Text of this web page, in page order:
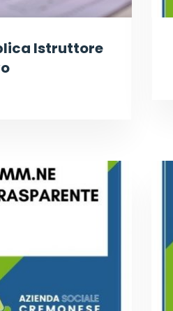
Istruttore